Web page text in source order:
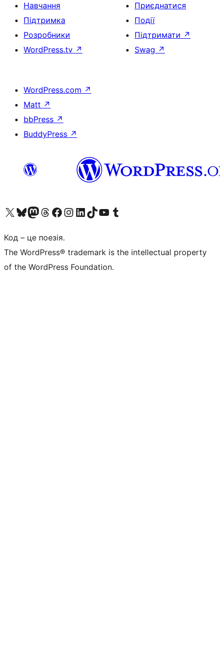
Навчання
Підтримка
Розробники
WordPress.tv ↗
Приєднатися
Події
Підтримати ↗
Swag ↗
WordPress.com ↗
Matt ↗
bbPress ↗
BuddyPress ↗
Visit our X (formerly Twitter) account
Visit our Bluesky account
Завітайте до нашої стрічки в Mastodon
Visit our Threads account
Завітайте на нашу сторінку в Facebook
Visit our Instagram account
Visit our LinkedIn account
Visit our TikTok account
Visit our YouTube channel
Visit our Tumblr account
Код – це поезія.
The WordPress® trademark is the intellectual property
of the WordPress Foundation.